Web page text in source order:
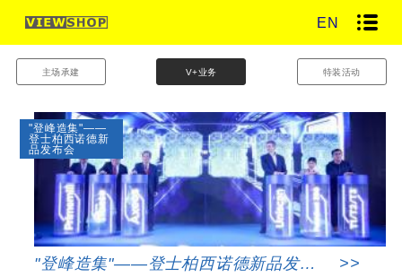
EN
主场承建 V+业务 特装活动
"登峰造集"——
登士柏西诺德新
品发布会
"登峰造集"——登士柏西诺德新品发布
>>